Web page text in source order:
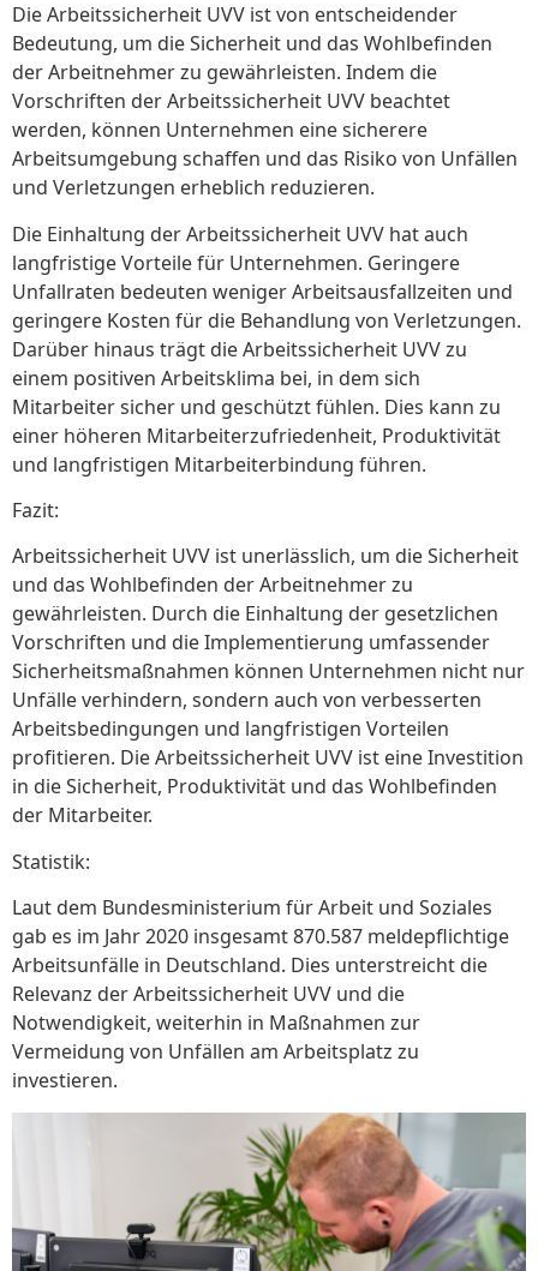
Die Arbeitssicherheit UVV ist von entscheidender
Bedeutung, um die Sicherheit und das Wohlbefinden
der Arbeitnehmer zu gewährleisten. Indem die
Vorschriften der Arbeitssicherheit UVV beachtet
werden, können Unternehmen eine sicherere
Arbeitsumgebung schaffen und das Risiko von Unfällen
und Verletzungen erheblich reduzieren.
Die Einhaltung der Arbeitssicherheit UVV hat auch
langfristige Vorteile für Unternehmen. Geringere
Unfallraten bedeuten weniger Arbeitsausfallzeiten und
geringere Kosten für die Behandlung von Verletzungen.
Darüber hinaus trägt die Arbeitssicherheit UVV zu
einem positiven Arbeitsklima bei, in dem sich
Mitarbeiter sicher und geschützt fühlen. Dies kann zu
einer höheren Mitarbeiterzufriedenheit, Produktivität
und langfristigen Mitarbeiterbindung führen.
Fazit:
Arbeitssicherheit UVV ist unerlässlich, um die Sicherheit
und das Wohlbefinden der Arbeitnehmer zu
gewährleisten. Durch die Einhaltung der gesetzlichen
Vorschriften und die Implementierung umfassender
Sicherheitsmaßnahmen können Unternehmen nicht nur
Unfälle verhindern, sondern auch von verbesserten
Arbeitsbedingungen und langfristigen Vorteilen
profitieren. Die Arbeitssicherheit UVV ist eine Investition
in die Sicherheit, Produktivität und das Wohlbefinden
der Mitarbeiter.
Statistik:
Laut dem Bundesministerium für Arbeit und Soziales
gab es im Jahr 2020 insgesamt 870.587 meldepflichtige
Arbeitsunfälle in Deutschland. Dies unterstreicht die
Relevanz der Arbeitssicherheit UVV und die
Notwendigkeit, weiterhin in Maßnahmen zur
Vermeidung von Unfällen am Arbeitsplatz zu
investieren.